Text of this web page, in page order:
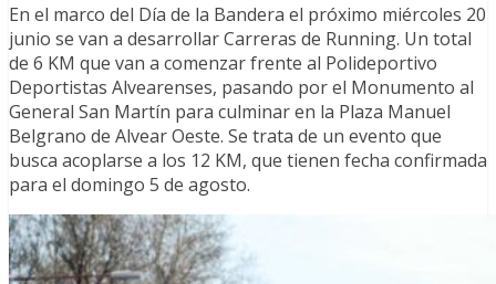
En el marco del Día de la Bandera el próximo miércoles 20
junio se van a desarrollar Carreras de Running. Un total
de 6 KM que van a comenzar frente al Polideportivo
Deportistas Alvearenses, pasando por el Monumento al
General San Martín para culminar en la Plaza Manuel
Belgrano de Alvear Oeste. Se trata de un evento que
busca acoplarse a los 12 KM, que tienen fecha confirmada
para el domingo 5 de agosto.